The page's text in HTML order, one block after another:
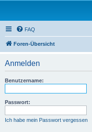
FAQ
Foren-Übersicht
Anmelden
Benutzername:
Passwort:
Ich habe mein Passwort vergessen